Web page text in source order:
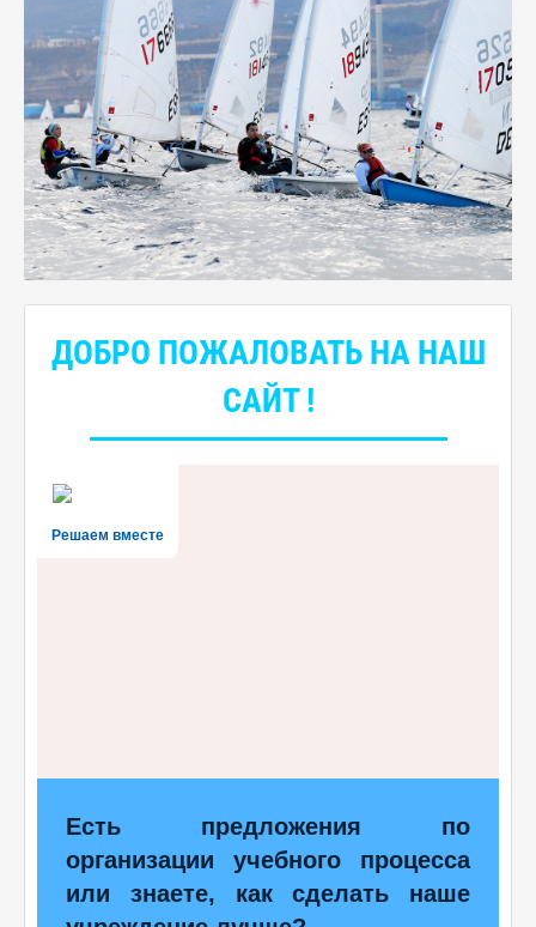
ДОБРО ПОЖАЛОВАТЬ НА НАШ
САЙТ !
Решаем вместе
Есть предложения по
организации учебного процесса
или знаете, как сделать наше